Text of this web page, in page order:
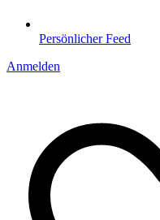
Persönlicher Feed
Anmelden